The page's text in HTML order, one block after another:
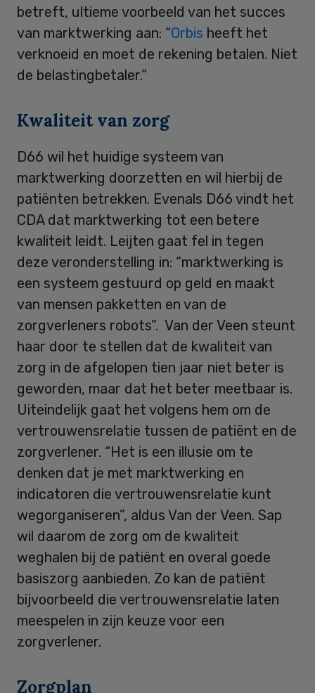
betreft, ultieme voorbeeld van het succes
van marktwerking aan: “Orbis heeft het
verknoeid en moet de rekening betalen. Niet
de belastingbetaler.”
Kwaliteit van zorg
D66 wil het huidige systeem van
marktwerking doorzetten en wil hierbij de
patiënten betrekken. Evenals D66 vindt het
CDA dat marktwerking tot een betere
kwaliteit leidt. Leijten gaat fel in tegen
deze veronderstelling in: “marktwerking is
een systeem gestuurd op geld en maakt
van mensen pakketten en van de
zorgverleners robots”. Van der Veen steunt
haar door te stellen dat de kwaliteit van
zorg in de afgelopen tien jaar niet beter is
geworden, maar dat het beter meetbaar is.
Uiteindelijk gaat het volgens hem om de
vertrouwensrelatie tussen de patiënt en de
zorgverlener. “Het is een illusie om te
denken dat je met marktwerking en
indicatoren die vertrouwensrelatie kunt
wegorganiseren”, aldus Van der Veen. Sap
wil daarom de zorg om de kwaliteit
weghalen bij de patiënt en overal goede
basiszorg aanbieden. Zo kan de patiënt
bijvoorbeeld die vertrouwensrelatie laten
meespelen in zijn keuze voor een
zorgverlener.
Zorgplan